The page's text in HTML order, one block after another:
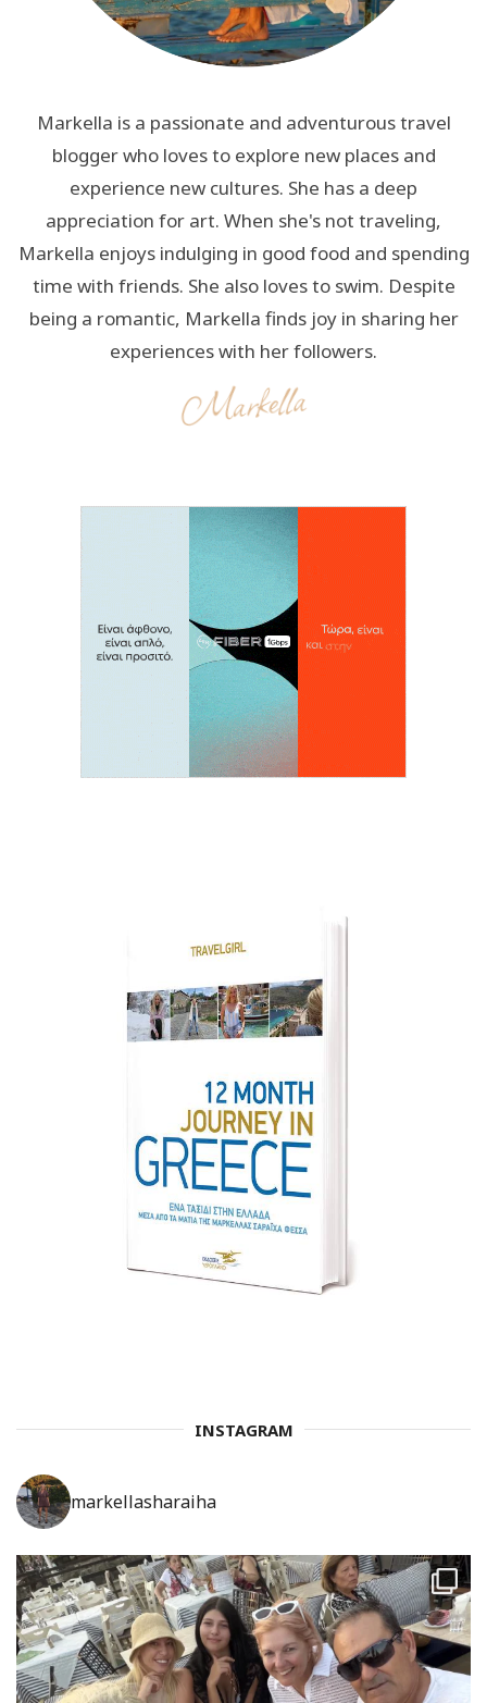
Markella is a passionate and adventurous travel
blogger who loves to explore new places and
experience new cultures. She has a deep
appreciation for art. When she's not traveling,
Markella enjoys indulging in good food and spending
time with friends. She also loves to swim. Despite
being a romantic, Markella finds joy in sharing her
experiences with her followers.
INSTAGRAM
markellasharaiha